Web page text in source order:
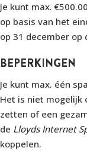
Je kunt max.
op basis van het
op 31 december op
BEPERKINGEN
Je kunt max. één
Het is niet mogelijk
zetten of een
de Lloyds Internet
koppelen.